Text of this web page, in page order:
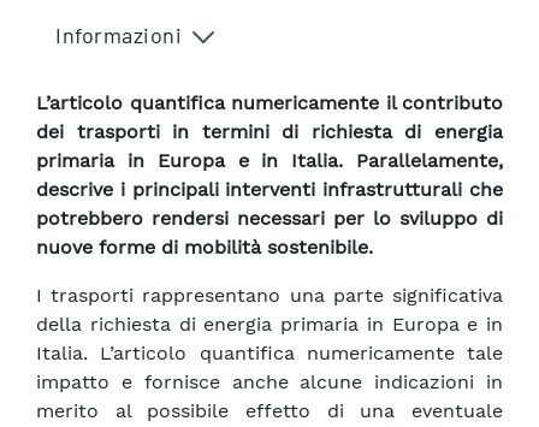
Informazioni
L’articolo quantifica numericamente il contributo
dei trasporti in termini di richiesta di energia
primaria in Europa e in Italia. Parallelamente,
descrive i principali interventi infrastrutturali che
potrebbero rendersi necessari per lo sviluppo di
nuove forme di mobilità sostenibile.
I trasporti rappresentano una parte significativa
della richiesta di energia primaria in Europa e in
Italia. L’articolo quantifica numericamente tale
impatto e fornisce anche alcune indicazioni in
merito al possibile effetto di una eventuale